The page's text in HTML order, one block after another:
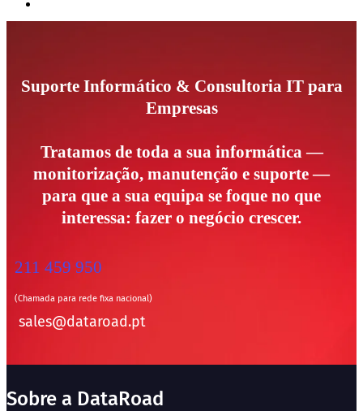
Suporte Informático & Consultoria IT para
Empresas
Tratamos de toda a sua informática —
monitorização, manutenção e suporte —
para que a sua equipa se foque no que
interessa: fazer o negócio crescer.
211 459 950
(Chamada para rede fixa nacional)
sales@dataroad.pt
Sobre a DataRoad